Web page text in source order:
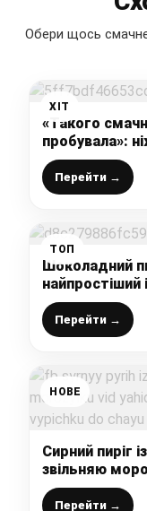
Обери щось
ХІТ
«Такого
пробувала»:
(простий
Перейти →
ТОП
Шоколадний
найпростіший
ніжний прям
обожнює
Перейти →
НОВЕ
Сирний пиріг
звільняю
неймовірно
Перейти →